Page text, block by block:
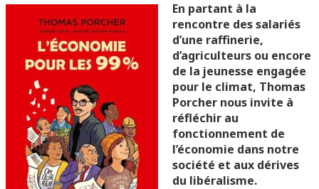
En partant à la
rencontre des salariés
d’une raffinerie,
d’agriculteurs ou encore
de la jeunesse engagée
pour le climat, Thomas
Porcher nous invite à
réfléchir au
fonctionnement de
l’économie dans notre
société et aux dérives
du libéralisme.